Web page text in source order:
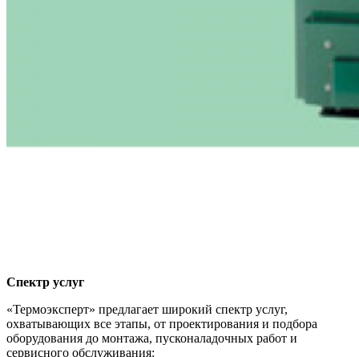
Спектр услуг
«Термоэксперт» предлагает широкий спектр услуг,
охватывающих все этапы, от проектирования и подбора
оборудования до монтажа, пусконаладочных работ и
сервисного обслуживания: